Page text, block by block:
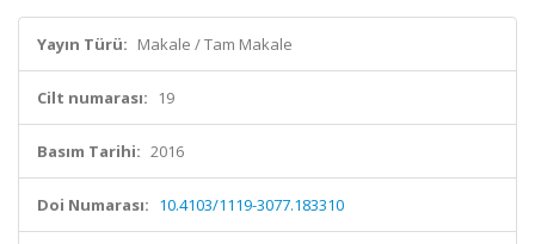
Yayın Türü: Makale / Tam Makale
Cilt numarası: 19
Basım Tarihi: 2016
Doi Numarası: 10.4103/1119-3077.183310